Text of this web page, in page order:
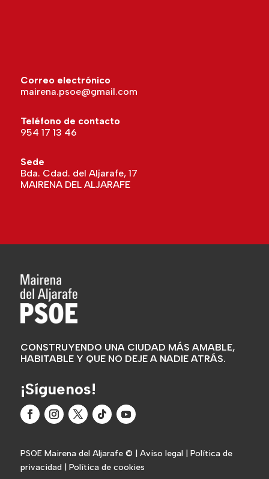
Correo electrónico
mairena.psoe@gmail.com
Teléfono de contacto
954 17 13 46
Sede
Bda. Cdad. del Aljarafe, 17
MAIRENA DEL ALJARAFE
CONSTRUYENDO UNA CIUDAD MÁS AMABLE,
HABITABLE Y QUE NO DEJE A NADIE ATRÁS.
¡Síguenos!
PSOE Mairena del Aljarafe © | Aviso legal
Política de
privacidad
Política de cookies